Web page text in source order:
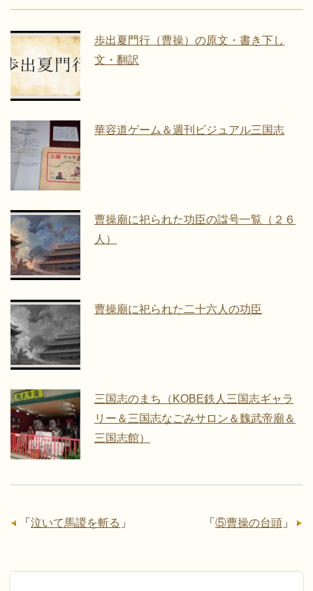
歩出夏門行（曹操）の原文・書き下し
文・翻訳
華容道ゲーム＆週刊ビジュアル三国志
曹操廟に祀られた功臣の諡号一覧（２６
人）
曹操廟に祀られた二十六人の功臣
三国志のまち（KOBE鉄人三国志ギャラ
リー＆三国志なごみサロン＆魏武帝廟＆
三国志館）
「 ⑤曹操の台頭 」
「 泣いて馬謖を斬る 」